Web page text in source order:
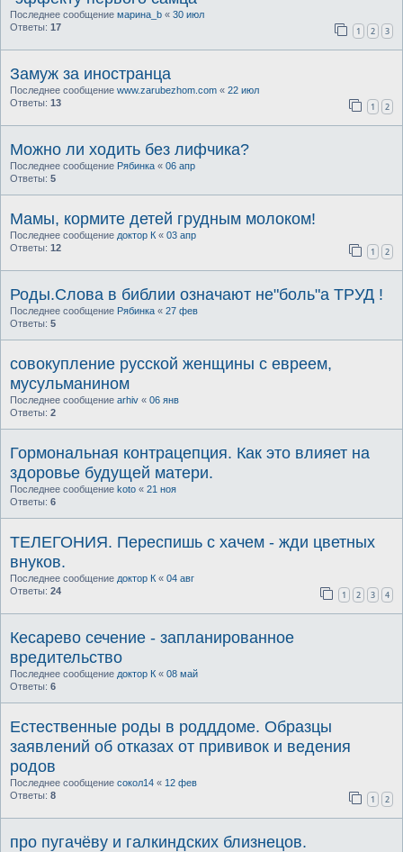
Последнее сообщение марина_b « 30 июл
Ответы: 17 1 2 3
Замуж за иностранца
Последнее сообщение www.zarubezhom.com « 22 июл
Ответы: 13 1 2
Можно ли ходить без лифчика?
Последнее сообщение Рябинка « 06 апр
Ответы: 5
Мамы, кормите детей грудным молоком!
Последнее сообщение доктор К « 03 апр
Ответы: 12 1 2
Роды.Слова в библии означают не"боль"а ТРУД !
Последнее сообщение Рябинка « 27 фев
Ответы: 5
совокупление русской женщины с евреем,
мусульманином
Последнее сообщение arhiv « 06 янв
Ответы: 2
Гормональная контрацепция. Как это влияет на
здоровье будущей матери.
Последнее сообщение koto « 21 ноя
Ответы: 6
ТЕЛЕГОНИЯ. Переспишь с хачем - жди цветных
внуков.
Последнее сообщение доктор К « 04 авг
Ответы: 24 1 2 3 4
Кесарево сечение - запланированное
вредительство
Последнее сообщение доктор К « 08 май
Ответы: 6
Естественные роды в родддоме. Образцы
заявлений об отказах от прививок и ведения
родов
Последнее сообщение сокол14 « 12 фев
Ответы: 8 1 2
про пугачёву и галкиндских близнецов.